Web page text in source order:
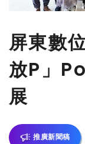
屏東數
放P」
展
推廣新聞稿